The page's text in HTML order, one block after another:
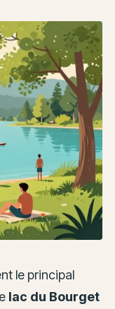
le principal
lac du Bourget